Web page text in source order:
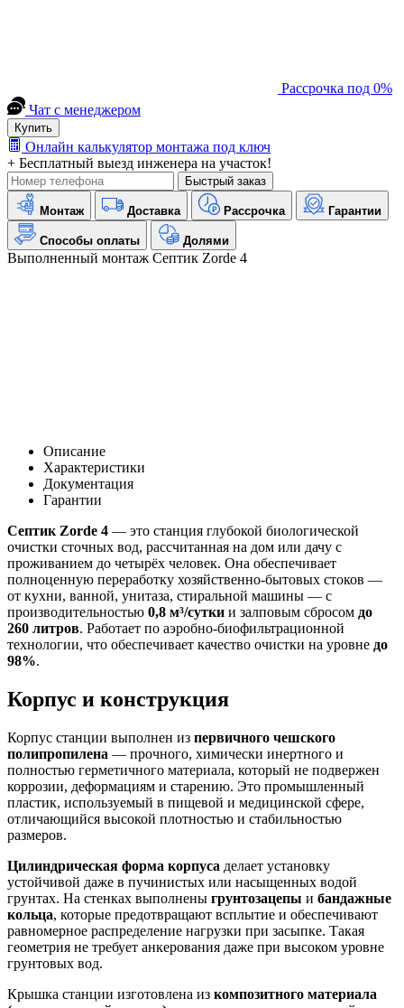
Рассрочка под 0%
Чат с менеджером
Купить
Онлайн калькулятор монтажа под ключ
+ Бесплатный выезд инженера на участок!
Быстрый заказ
Монтаж Доставка Рассрочка Гарантии
Способы оплаты Долями
Выполненный монтаж Септик Zorde 4
Описание
Характеристики
Документация
Гарантии
Септик Zorde 4 — это станция глубокой биологической
очистки сточных вод, рассчитанная на дом или дачу с
проживанием до четырёх человек. Она обеспечивает
полноценную переработку хозяйственно-бытовых стоков —
от кухни, ванной, унитаза, стиральной машины — с
производительностью 0,8 м³/сутки и залповым сбросом до
260 литров. Работает по аэробно-биофильтрационной
технологии, что обеспечивает качество очистки на уровне до
98%.
Корпус и конструкция
Корпус станции выполнен из первичного чешского
полипропилена — прочного, химически инертного и
полностью герметичного материала, который не подвержен
коррозии, деформациям и старению. Это промышленный
пластик, используемый в пищевой и медицинской сфере,
отличающийся высокой плотностью и стабильностью
размеров.
Цилиндрическая форма корпуса делает установку
устойчивой даже в пучинистых или насыщенных водой
грунтах. На стенках выполнены грунтозацепы и бандажные
кольца, которые предотвращают всплытие и обеспечивают
равномерное распределение нагрузки при засыпке. Такая
геометрия не требует анкерования даже при высоком уровне
грунтовых вод.
Крышка станции изготовлена из композитного материала